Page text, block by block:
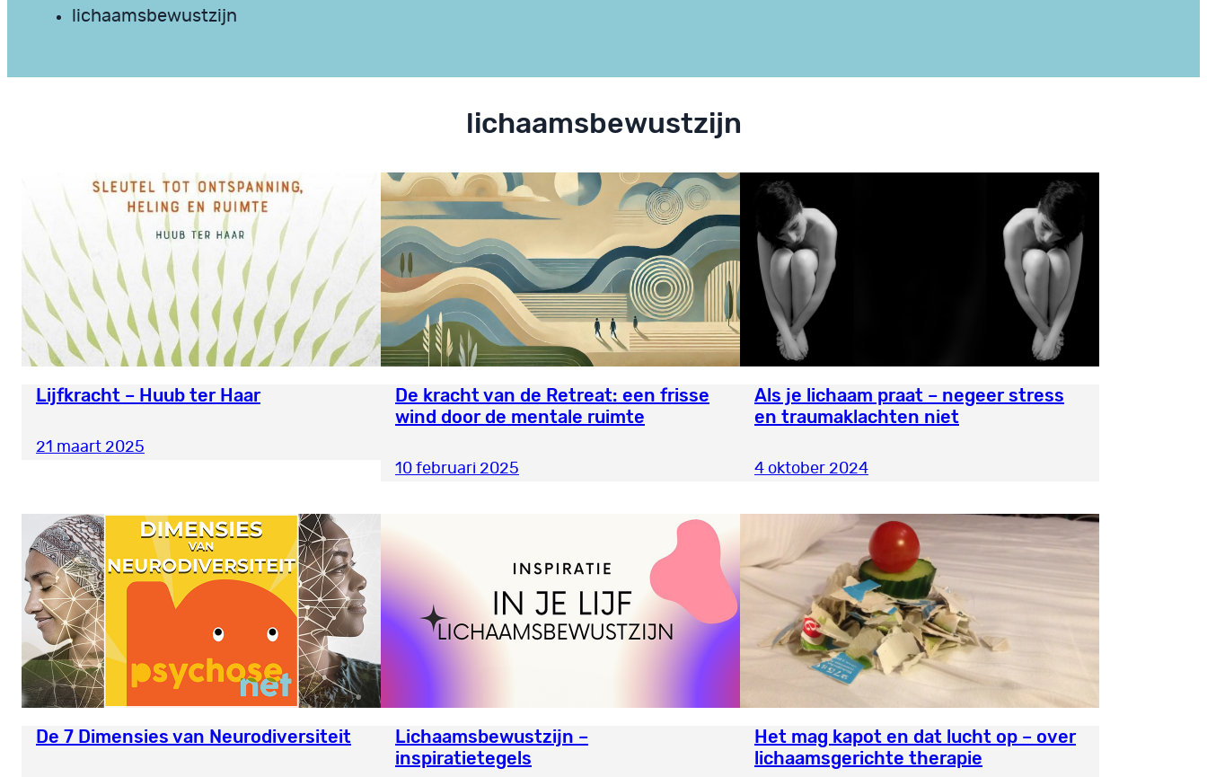
lichaamsbewustzijn
lichaamsbewustzijn
Lijfkracht – Huub ter Haar
21 maart 2025
De kracht van de Retreat: een frisse
wind door de mentale ruimte
10 februari 2025
Als je lichaam praat – negeer stress
en traumaklachten niet
4 oktober 2024
De 7 Dimensies van Neurodiversiteit
Lichaamsbewustzijn –
inspiratietegels
Het mag kapot en dat lucht op – over
lichaamsgerichte therapie